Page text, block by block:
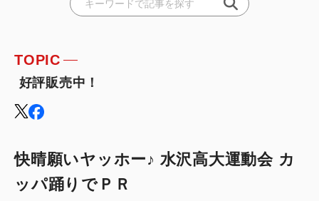
TOPIC
評販売中！
快晴願いヤッホー♪ 水沢高大運動会 カ
ッパ踊りでＰＲ